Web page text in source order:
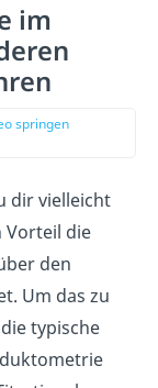
im
springen
dir vielleicht
Vorteil die
den
Um das zu
typische